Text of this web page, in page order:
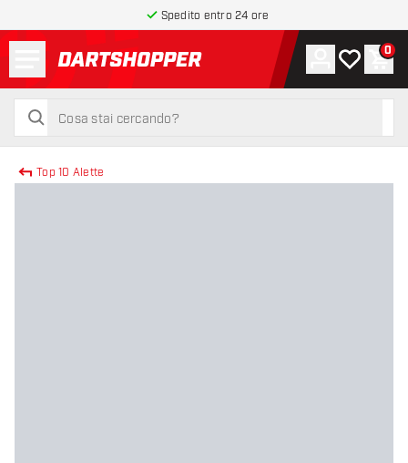
Spedito entro 24 ore
torna alla home page
cerca
cerca
Account
La mia0
Top 10 Alette